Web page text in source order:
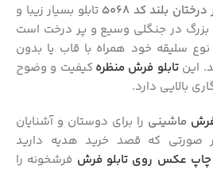
بلند کد 5068
تابلو بسیار زیبا و
بزرگ در جنگلی وسیع و پر درخت است
سلیقه خود همراه با قاب یا بدون
اینتابلو فرش منظره کیفیت و وضوح
بالایی دارد.
فرش ماشینی را برای دوستان و آشنایان
صورتی که قصد خرید هدیه دارید
چاپ عکس روی تابلو فرش فرشخونه را